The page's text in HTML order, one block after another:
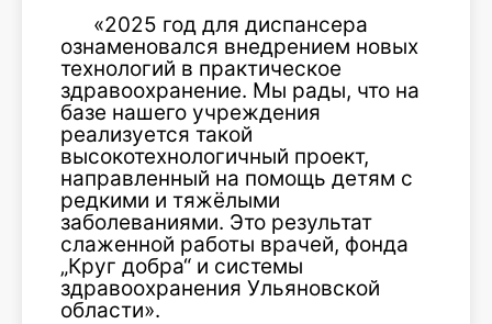
«2025 год для диспансера
ознаменовался внедрением новых
технологий в практическое
здравоохранение. Мы рады, что на
базе нашего учреждения
реализуется такой
высокотехнологичный проект,
направленный на помощь детям с
редкими и тяжёлыми
заболеваниями. Это результат
слаженной работы врачей, фонда
„Круг добра“ и системы
здравоохранения Ульяновской
области».